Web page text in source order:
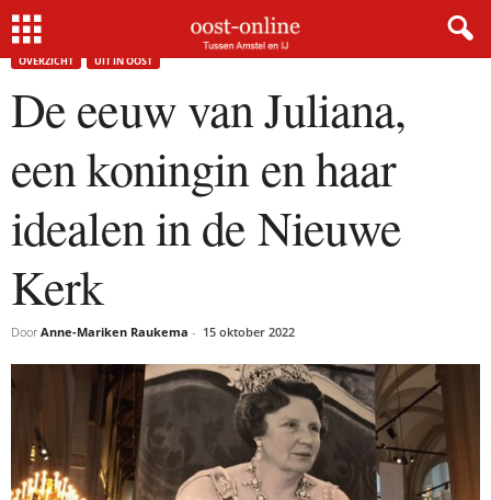
Home De eeuw van Juliana, een koningin en haar idealen in de Nieuwe...
OVERZICHT UIT IN OOST
De eeuw van Juliana,
een koningin en haar
idealen in de Nieuwe
Kerk
Door Anne-Mariken Raukema - 15 oktober 2022
×
Gratis NieuwsMail
E-MAIL
Postcode
Met de inschrijving accepteer ik de
privacyverklaring.